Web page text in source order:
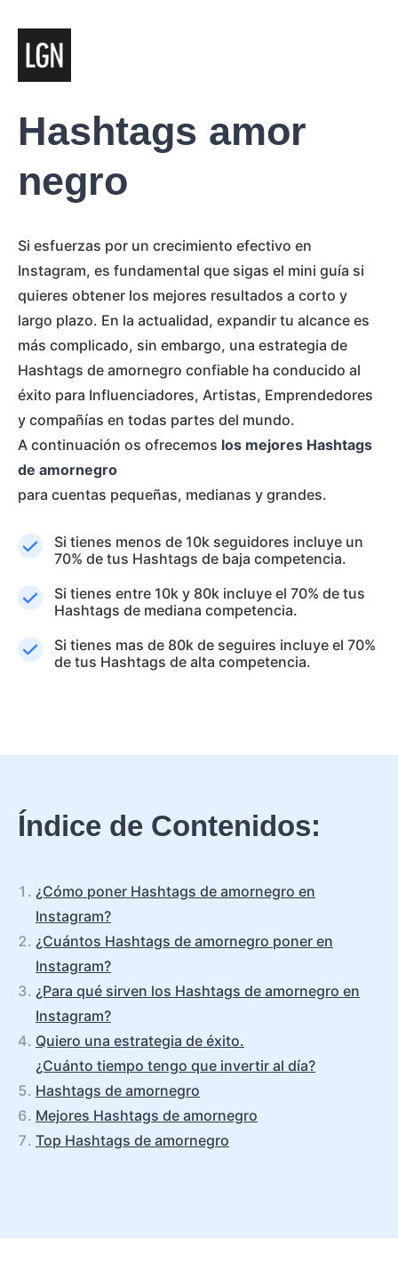
Hashtags amor
negro
Si esfuerzas por un crecimiento efectivo en
Instagram, es fundamental que sigas el mini guía si
quieres obtener los mejores resultados a corto y
largo plazo. En la actualidad, expandir tu alcance es
más complicado, sin embargo, una estrategia de
Hashtags de amornegro confiable ha conducido al
éxito para Influenciadores, Artistas, Emprendedores
y compañías en todas partes del mundo.
A continuación os ofrecemos los mejores Hashtags
de amornegro
para cuentas pequeñas, medianas y grandes.
Si tienes menos de 10k seguidores incluye un
70% de tus Hashtags de baja competencia.
Si tienes entre 10k y 80k incluye el 70% de tus
Hashtags de mediana competencia.
Si tienes mas de 80k de seguires incluye el 70%
de tus Hashtags de alta competencia.
Índice de Contenidos:
¿Cómo poner Hashtags de amornegro en
Instagram?
¿Cuántos Hashtags de amornegro poner en
Instagram?
¿Para qué sirven los Hashtags de amornegro en
Instagram?
Quiero una estrategia de éxito.
¿Cuánto tiempo tengo que invertir al día?
Hashtags de amornegro
Mejores Hashtags de amornegro
Top Hashtags de amornegro